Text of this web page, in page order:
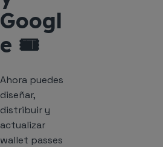
Googl
e 🎟️
Ahora puedes
diseñar,
distribuir y
actualizar
wallet passes